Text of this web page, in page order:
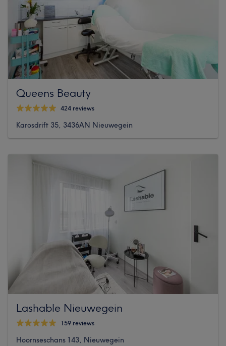
Queens Beauty
424 reviews
Karosdrift 35, 3436AN Nieuwegein
Lashable Nieuwegein
159 reviews
Hoornseschans 143, Nieuwegein